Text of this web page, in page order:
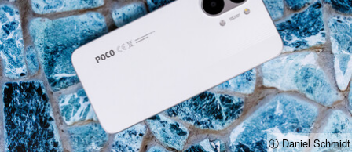
Kaufberatung
Deals Suche
Jobs
Forum
ⓘ Daniel Schmidt